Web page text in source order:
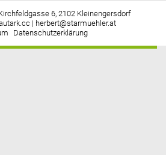
6, 2102 Kleinengersdorf
| herbert@starmuehler.at
Datenschutzerklärung